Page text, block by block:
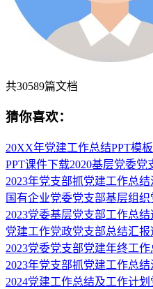
共30589篇文档
猜你喜欢：
20XX年党建工作总结PPT模
PPT课件下载2020基层党委
2023年党支部抓党建工作总
国有企业党委党支部基层组
2023党委基层党支部工作总
党建工作党政党支部总结汇
2023党委党支部党建年终工
2023年党支部抓党建工作总
2024党建工作总结及工作计